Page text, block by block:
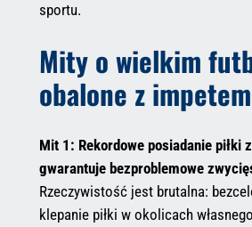
sportu.
Mity o wielkim
obalone z impetem
Mit 1: Rekordowe posiadanie piłki
gwarantuje bezproblemowe
Rzeczywistość jest brutalna:
klepanie piłki w okolicach